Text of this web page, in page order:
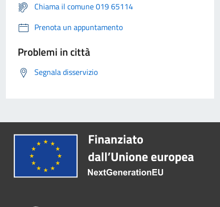
Chiama il comune 019 65114
Prenota un appuntamento
Problemi in città
Segnala disservizio